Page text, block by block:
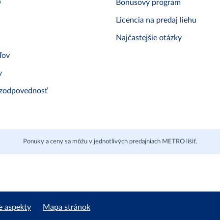
Bonusový program
Licencia na predaj liehu
Najčastejšie otázky
Ponuky a ceny sa môžu v jednotlivých predajniach METRO líšiť.
aspekty Mapa stránok